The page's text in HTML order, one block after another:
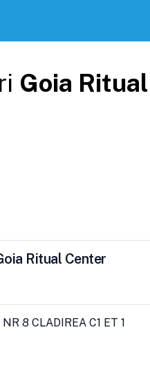
Goia
Ritual Center
8 CLADIREA C1 ET 1